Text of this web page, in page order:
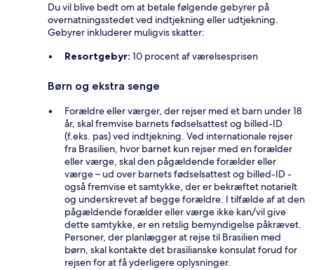
Du vil blive bedt om at betale følgende gebyrer på
overnatningsstedet ved indtjekning eller udtjekning.
Gebyrer inkluderer muligvis skatter:
Resortgebyr: 10 procent af værelsesprisen
Børn og ekstra senge
Forældre eller værger, der rejser med et barn under 18
år, skal fremvise barnets fødselsattest og billed-ID
(f.eks. pas) ved indtjekning. Ved internationale rejser
fra Brasilien, hvor barnet kun rejser med en forælder
eller værge, skal den pågældende forælder eller
værge – ud over barnets fødselsattest og billed-ID -
også fremvise et samtykke, der er bekræftet notarielt
og underskrevet af begge forældre. I tilfælde af at den
pågældende forælder eller værge ikke kan/vil give
dette samtykke, er en retslig bemyndigelse påkrævet.
Personer, der planlægger at rejse til Brasilien med
børn, skal kontakte det brasilianske konsulat forud for
rejsen for at få yderligere oplysninger.